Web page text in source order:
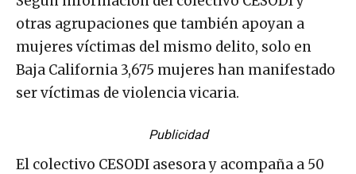
otras agrupaciones que también apoyan a
mujeres víctimas del mismo delito, solo en
Baja California 3,675 mujeres han manifestado
ser víctimas de violencia vicaria.
Publicidad
El colectivo CESODI asesora y acompaña a 50